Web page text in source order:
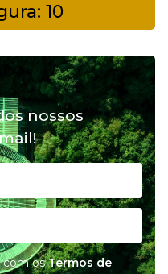
10
e mix
essas opções
seu pet
nossos
com os Termos de